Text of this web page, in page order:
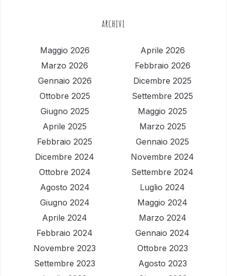
ARCHIVI
Maggio 2026
Aprile 2026
Marzo 2026
Febbraio 2026
Gennaio 2026
Dicembre 2025
Ottobre 2025
Settembre 2025
Giugno 2025
Maggio 2025
Aprile 2025
Marzo 2025
Febbraio 2025
Gennaio 2025
Dicembre 2024
Novembre 2024
Ottobre 2024
Settembre 2024
Agosto 2024
Luglio 2024
Giugno 2024
Maggio 2024
Aprile 2024
Marzo 2024
Febbraio 2024
Gennaio 2024
Novembre 2023
Ottobre 2023
Settembre 2023
Agosto 2023